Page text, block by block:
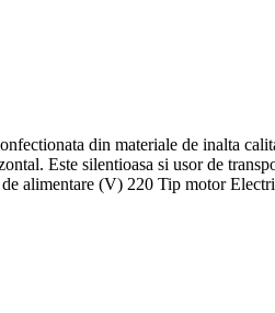
din materiale de inalta
Este silentioasa si usor de
alimentare (V) 220 Tip motor